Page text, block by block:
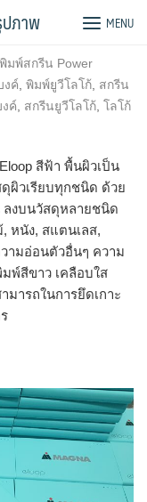
ปภาพ MENU
พิมพ์สกรีน Power
งค์ พิมพ์ยูวีโลโก้ สกรีน
ค์ สกรีนยูวีโลโก้ โลโก้
สีฟ้า พื้นผิวเป็น
ผิวเรียบทุกชนิด ด้วย
ลงบนวัสดุหลายชนิด
, หนัง, สแตนเลส,
ามอ่อนตัวอื่นๆ ความ
พ์สีขาว เคลือบใส
ารถในการยึดเกาะ